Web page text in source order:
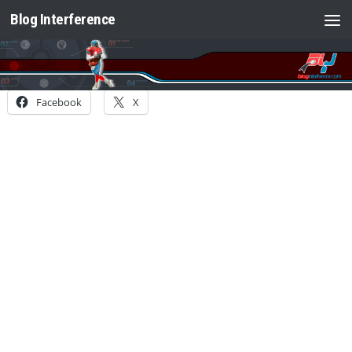
Saltar al contenido
Blog Interference
Facebook X